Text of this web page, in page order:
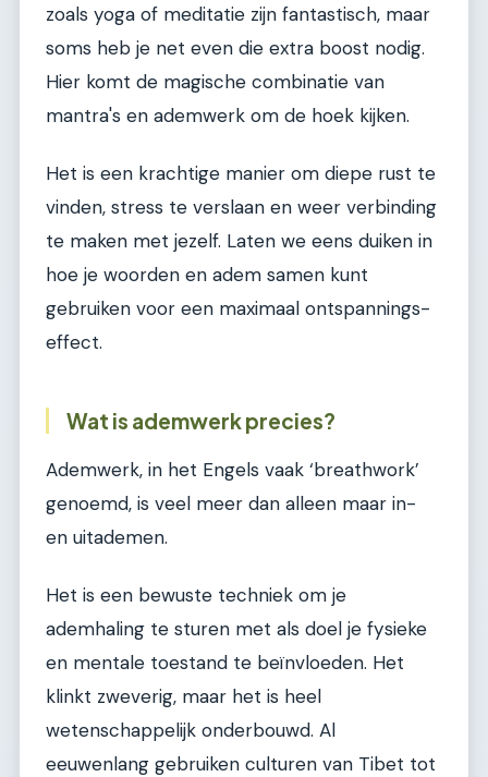
zoals yoga of meditatie zijn fantastisch, maar
soms heb je net even die extra boost nodig.
Hier komt de magische combinatie van
mantra's en ademwerk om de hoek kijken.
Het is een krachtige manier om diepe rust te
vinden, stress te verslaan en weer verbinding
te maken met jezelf. Laten we eens duiken in
hoe je woorden en adem samen kunt
gebruiken voor een maximaal ontspannings-
effect.
Wat is ademwerk precies?
Ademwerk, in het Engels vaak ‘breathwork’
genoemd, is veel meer dan alleen maar in-
en uitademen.
Het is een bewuste techniek om je
ademhaling te sturen met als doel je fysieke
en mentale toestand te beïnvloeden. Het
klinkt zweverig, maar het is heel
wetenschappelijk onderbouwd. Al
eeuwenlang gebruiken culturen van Tibet tot